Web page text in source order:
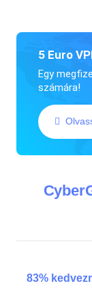
5 Euro
Egy
számára!
83%